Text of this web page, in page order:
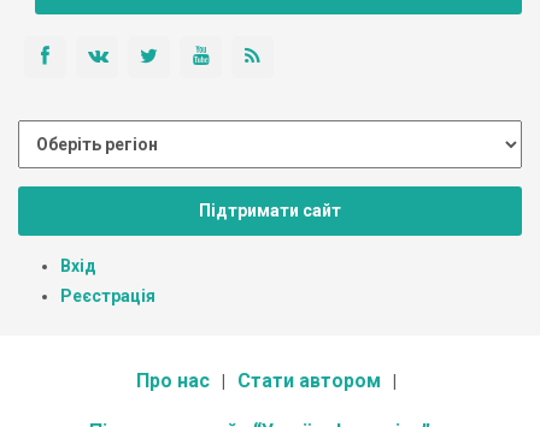
Підтримати сайт
Вхід
Реєстрація
Про нас Стати автором